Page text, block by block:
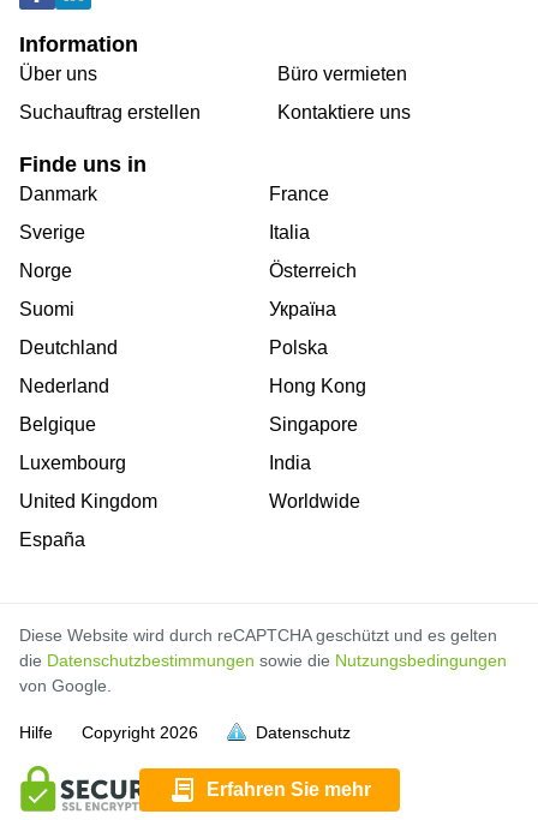
Erfahren Sie mehr
voll
voll
voll
voll
voll
voll
voll
voll
voll
voll
voll
Information
Über uns
Suchauftrag erstellen
Büro vermieten
Kontaktiere uns
Finde uns in
Danmark
Sverige
Norge
Suomi
Deutchland
Nederland
Belgique
Luxembourg
United Kingdom
España
France
Italia
Österreich
Україна
Polska
Hong Kong
Singapore
India
Worldwide
Diese Website wird durch reCAPTCHA geschützt und es gelten
die Datenschutzbestimmungen sowie die Nutzungsbedingungen
von Google.
Hilfe Copyright 2026 Datenschutz